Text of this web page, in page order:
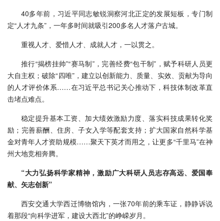
40多年前，习近平同志敏锐洞察河北正定的发展短板，专门制
定“人才九条”，一年多时间就吸引200多名人才落户古城。
重视人才、爱惜人才、成就人才，一以贯之。
推行“揭榜挂帅”“赛马制”，完善经费“包干制”，赋予科研人员更
大自主权；破除“四唯”，建立以创新能力、质量、实效、贡献为导向
的人才评价体系……在习近平总书记关心推动下，科技体制改革直
击堵点难点。
稳定提升基本工资、加大绩效激励力度、落实科技成果转化奖
励；完善薪酬、住房、子女入学等配套支持；扩大国家自然科学基
金对青年人才资助规模……聚天下英才而用之，让更多“千里马”在神
州大地竞相奔腾。
“大力弘扬科学家精神，激励广大科研人员志存高远、爱国奉
献、矢志创新”
西安交通大学西迁博物馆内，一张70年前的乘车证，静静诉说
着那段“向科学进军，建设大西北”的峥嵘岁月。